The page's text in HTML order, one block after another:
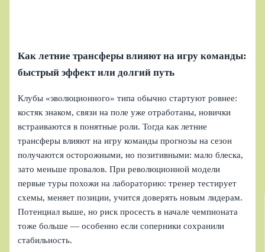
Как летние трансферы влияют на игру команды:
быстрый эффект или долгий путь
Клубы «эволюционного» типа обычно стартуют ровнее:
костяк знаком, связи на поле уже отработаны, новички
встраиваются в понятные роли. Тогда как летние
трансферы влияют на игру команды прогнозы на сезон
получаются осторожными, но позитивными: мало блеска,
зато меньше провалов. При революционной модели
первые туры похожи на лабораторию: тренер тестирует
схемы, меняет позиции, учится доверять новым лидерам.
Потенциал выше, но риск просесть в начале чемпионата
тоже больше — особенно если соперники сохранили
стабильность.